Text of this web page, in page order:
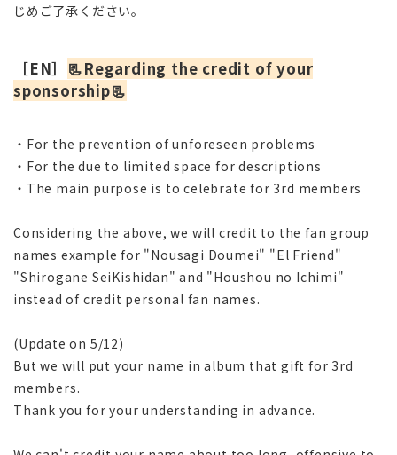
じめご了承ください。
［EN］ 📃Regarding the credit of your
sponsorship📃
・For the prevention of unforeseen problems
・For the due to limited space for descriptions
・The main purpose is to celebrate for 3rd members
Considering the above, we will credit to the fan group
names example for "Nousagi Doumei" "El Friend"
"Shirogane SeiKishidan" and "Houshou no Ichimi"
instead of credit personal fan names.
(Update on 5/12)
But we will put your name in album that gift for 3rd
members.
Thank you for your understanding in advance.